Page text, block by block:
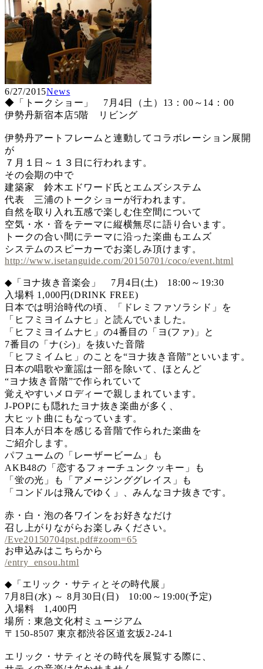
6/27/2015News
◆「トークショー」 7月4日（土）13：00～14：00
伊勢丹新宿本店5階 リビング
伊勢丹アートフレームと連動してコラボレーション展開
が
７月１日～１３日に行われます。
その会期の中で
建築家 鈴木エドワード氏とエムズシステム
代表 三浦のトークショーが行われます。
自然を取り入れ五感で楽しむ住空間について
空気・水・音をテーマに縦横無尽に語り合います。
トークの合い間にテーマに沿った楽曲もエムズ
システムのスピーカーでお楽しみ頂けます。
http://www.isetanguide.com/20150701/coco/event.html
◆「ヨナ抜き音楽会」 7月4日(土) 18:00～19:30
入場料 1,000円(DRINK FREE)
日本では明治時代の頃、「ドレミファソラシド」を
「ヒフミヨイムナヒ」と読んでいました。
「ヒフミヨイムナヒ」の4番目の「ヨ(ファ)」と
7番目の「ナ(シ)」を抜いた音階
「ヒフミイムヒ」のことを“ヨナ抜き音階”といいます。
日本の唱歌や童謡は一部を除いて、ほとんど
“ヨナ抜き音階”で作られていて
覚えやすいメロディーで親しまれています。
J-POPにも隠れたヨナ抜き楽曲が多く、
大ヒット曲にもなっています。
日本人が日本を感じる音階で作られた楽曲を
ご紹介します。
パフュームの「レーザービーム」も
AKB48の「恋するフォーチュンクッキー」も
「蛍の光」も「アメージンググレイス」も
「コンドルは飛んでゆく」、みんなヨナ抜きです。
赤・白・泡の各ワインをお好きなだけ
召し上がりながらお楽しみください。
/Eve20150704pst.pdf#zoom=65
お申込みはこちらから
/entry_ensou.html
◆「エリック・サティとその時代展」
7月8日(水) ～ 8月30日(日) 10:00～19:00(予定)
入場料 1,400円
場所：東急文化村ミュージアム
〒150-8507 東京都渋谷区道玄坂2-24-1
エリック・サティとその時代を展覧する際に、